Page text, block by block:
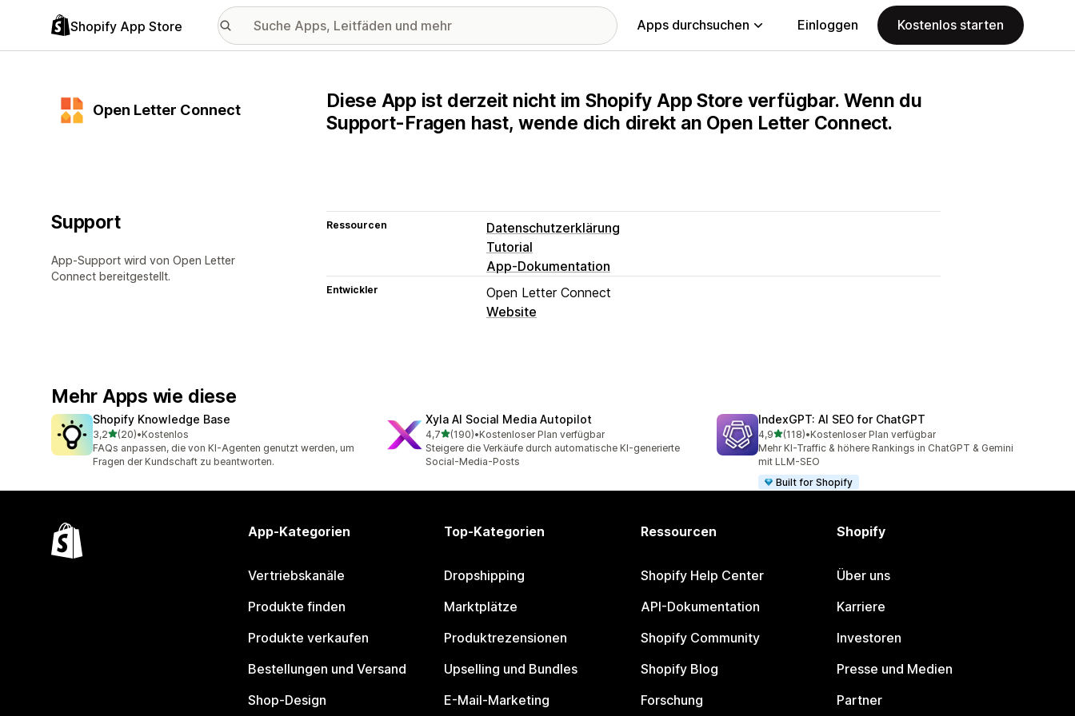
Shopify App Store Apps durchsuchen Einloggen Kostenlos starten
Open Letter Connect
Diese App ist derzeit nicht im Shopify App Store verfügbar. Wenn du
Support-Fragen hast, wende dich direkt an Open Letter Connect.
Support
App-Support wird von Open Letter
Connect bereitgestellt.
Ressourcen
Datenschutzerklärung
Tutorial
App-Dokumentation
Entwickler
Open Letter Connect
Website
Mehr Apps wie diese
Shopify Knowledge Base
3,2von 5 Sternen
(20)
20 Rezensionen insgesamt
•Kostenlos
FAQs anpassen, die von KI-Agenten genutzt werden, um
Fragen der Kundschaft zu beantworten.
Xyla AI Social Media Autopilot
4,7von 5 Sternen
(190)
190 Rezensionen insgesamt
•Kostenloser Plan verfügbar
Steigere die Verkäufe durch automatische KI-generierte
Social-Media-Posts
IndexGPT: AI SEO for ChatGPT
4,9von 5 Sternen
(118)
118 Rezensionen insgesamt
•Kostenloser Plan verfügbar
Mehr KI-Traffic & höhere Rankings in ChatGPT & Gemini
mit LLM-SEO
Built for Shopify
App-Kategorien
Vertriebskanäle
Produkte finden
Produkte verkaufen
Bestellungen und Versand
Shop-Design
Top-Kategorien
Dropshipping
Marktplätze
Produktrezensionen
Upselling und Bundles
E-Mail-Marketing
Ressourcen
Shopify Help Center
API-Dokumentation
Shopify Community
Shopify Blog
Forschung
Shopify
Über uns
Karriere
Investoren
Presse und Medien
Partner